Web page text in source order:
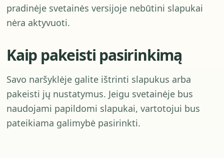
pradinėje svetainės versijoje nebūtini slapukai
nėra aktyvuoti.
Kaip pakeisti pasirinkimą
Savo naršyklėje galite ištrinti slapukus arba
pakeisti jų nustatymus. Jeigu svetainėje bus
naudojami papildomi slapukai, vartotojui bus
pateikiama galimybė pasirinkti.